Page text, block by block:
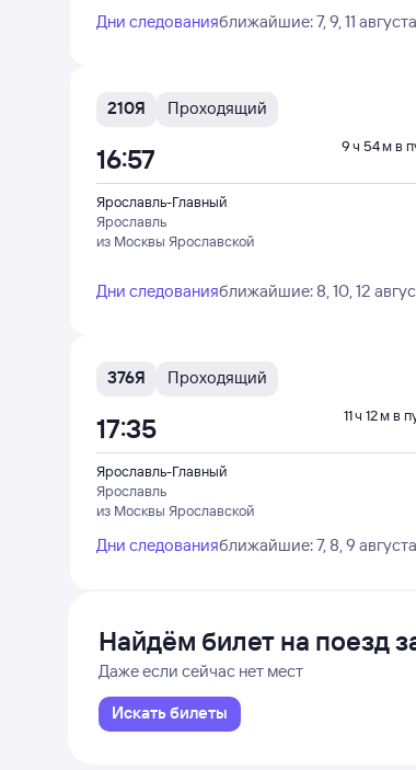
Дни следованияближайшие: 7, 9, 11 августа
210Я Проходящий
Ярославль-Главный
Ярославль
из Москвы Ярославской
16:57 9 ч 54 м в
Дни следованияближайшие: 8, 10, 12
376Я Проходящий
Ярославль-Главный
Ярославль
из Москвы Ярославской
17:35 11 ч 12 м в
Дни следованияближайшие: 7, 8, 9 августа
Найдём билет на поезд
Даже если сейчас нет мест
Искать билеты